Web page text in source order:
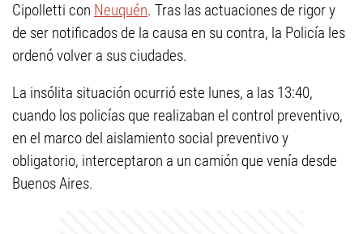
Cipolletti con Neuquén. Tras las actuaciones de rigor y
de ser notificados de la causa en su contra, la Policía les
ordenó volver a sus ciudades.
La insólita situación ocurrió este lunes, a las 13:40,
cuando los policías que realizaban el control preventivo,
en el marco del aislamiento social preventivo y
obligatorio, interceptaron a un camión que venía desde
Buenos Aires.